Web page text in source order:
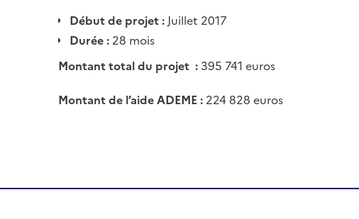
Début de projet :Juillet 2017
Durée : 28 mois
Montant total du projet : 395 741 euros
Montant de l’aide ADEME : 224 828 euros